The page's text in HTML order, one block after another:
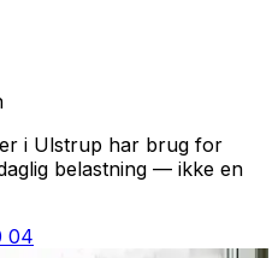
i Ulstrup har brug for
belastning — ikke en
04